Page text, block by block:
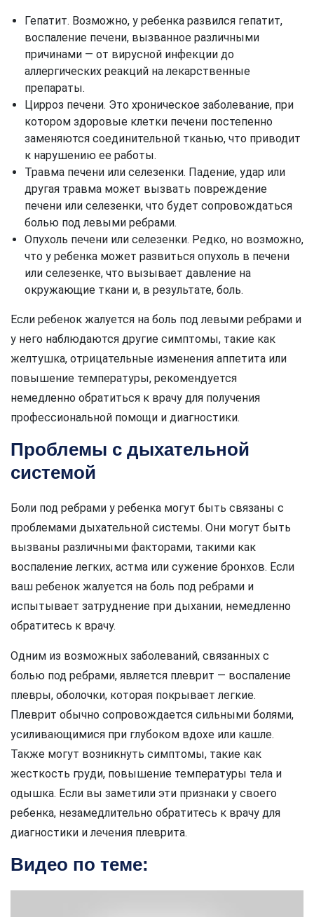
Гепатит. Возможно, у ребенка развился гепатит,
воспаление печени, вызванное различными
причинами — от вирусной инфекции до
аллергических реакций на лекарственные
препараты.
Цирроз печени. Это хроническое заболевание, при
котором здоровые клетки печени постепенно
заменяются соединительной тканью, что приводит
к нарушению ее работы.
Травма печени или селезенки. Падение, удар или
другая травма может вызвать повреждение
печени или селезенки, что будет сопровождаться
болью под левыми ребрами.
Опухоль печени или селезенки. Редко, но возможно,
что у ребенка может развиться опухоль в печени
или селезенке, что вызывает давление на
окружающие ткани и, в результате, боль.
Если ребенок жалуется на боль под левыми ребрами и
у него наблюдаются другие симптомы, такие как
желтушка, отрицательные изменения аппетита или
повышение температуры, рекомендуется
немедленно обратиться к врачу для получения
профессиональной помощи и диагностики.
Проблемы с дыхательной
системой
Боли под ребрами у ребенка могут быть связаны с
проблемами дыхательной системы. Они могут быть
вызваны различными факторами, такими как
воспаление легких, астма или сужение бронхов. Если
ваш ребенок жалуется на боль под ребрами и
испытывает затруднение при дыхании, немедленно
обратитесь к врачу.
Одним из возможных заболеваний, связанных с
болью под ребрами, является плеврит — воспаление
плевры, оболочки, которая покрывает легкие.
Плеврит обычно сопровождается сильными болями,
усиливающимися при глубоком вдохе или кашле.
Также могут возникнуть симптомы, такие как
жесткость груди, повышение температуры тела и
одышка. Если вы заметили эти признаки у своего
ребенка, незамедлительно обратитесь к врачу для
диагностики и лечения плеврита.
Видео по теме: